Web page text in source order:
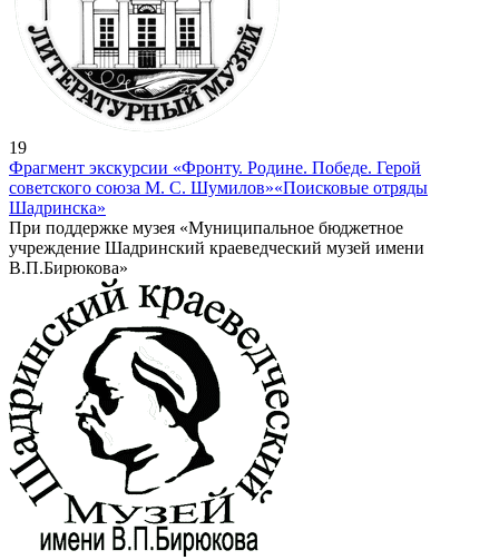
19
Фрагмент экскурсии «Фронту. Родине. Победе. Герой
советского союза М. С. Шумилов»«Поисковые отряды
Шадринска»
При поддержке музея «Муниципальное бюджетное
учреждение Шадринский краеведческий музей имени
В.П.Бирюкова»